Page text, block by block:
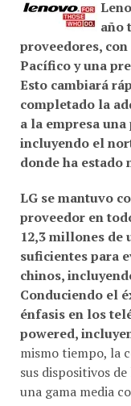
año
proveedores,
Pacíficoy una
Esto cambiará
completado la
a la empresa
incluyendo el
donde ha estado
proveedor en
12,3 millones de
suficientes para
chinos,
Conduciendo el
énfasis en los
powered,
mismo tiempo, la
sus dispositivos
una gama media